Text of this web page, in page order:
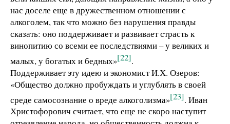
нас доселе еще в дружественном отношении с
алкоголем, так что можно без нарушения правды
сказать: оно поддерживает и развивает страсть к
винопитию со всеми ее последствиями – у великих и
малых, у богатых и бедных»[22].
Поддерживает эту идею и экономист И.Х. Озеров:
«Общество должно пробуждать и углублять в своей
среде самосознание о вреде алкоголизма»[23]. Иван
Христофорович считает, что еще не скоро наступит